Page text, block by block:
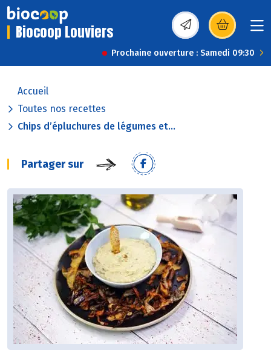
Biocoop Louviers (s’ouvre dans une
Prochaine ouverture : Samedi 09:30
Accueil
Toutes nos recettes
Chips d’épluchures de légumes et...
Partager sur